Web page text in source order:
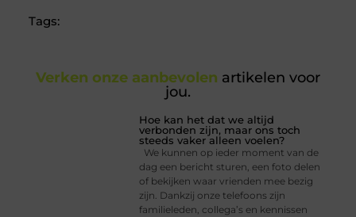
Tags:
Verken onze aanbevolen artikelen voor
jou.
Hoe kan het dat we altijd
verbonden zijn, maar ons toch
steeds vaker alleen voelen?
We kunnen op ieder moment van de
dag een bericht sturen, een foto delen
of bekijken waar vrienden mee bezig
zijn. Dankzij onze telefoons zijn
familieleden, collega’s en kennissen